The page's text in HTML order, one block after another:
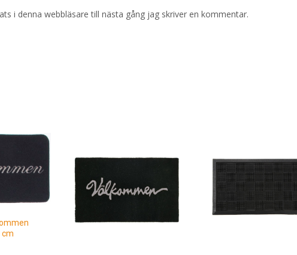
i denna webbläsare till nästa gång jag skriver en kommentar.
cm